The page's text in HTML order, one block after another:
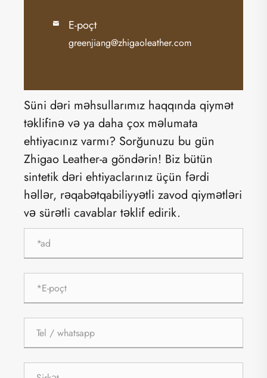
 E-poçt
greenjiang@zhigaoleather.com
Süni dəri məhsullarımız haqqında qiymət
təklifinə və ya daha çox məlumata
ehtiyacınız varmı? Sorğunuzu bu gün
Zhigao Leather-a göndərin! Biz bütün
sintetik dəri ehtiyaclarınız üçün fərdi
həllər, rəqabətqabiliyyətli zavod qiymətləri
və sürətli cavablar təklif edirik.